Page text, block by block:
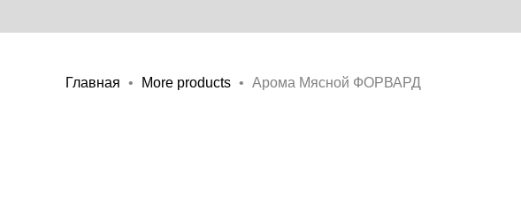
Главная More products Арома Мясной ФОРВАРД